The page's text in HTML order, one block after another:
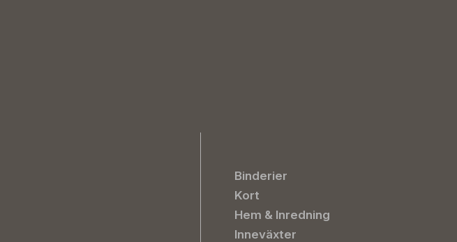
Binderier
Kort
Hem & Inredning
Inneväxter